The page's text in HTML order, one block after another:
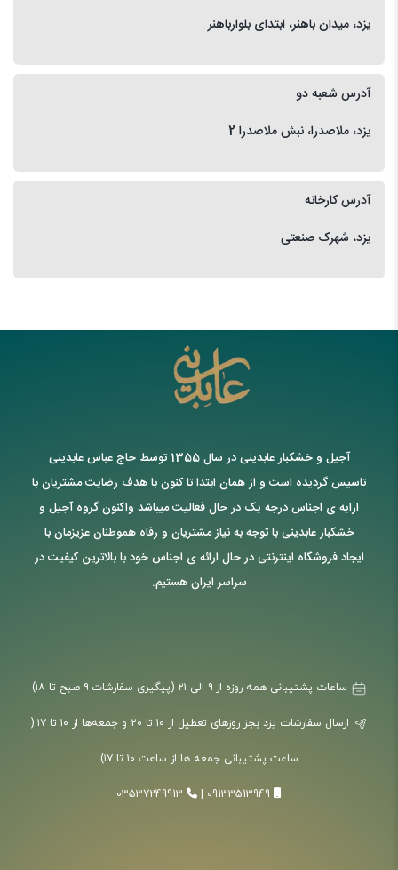
یزد، میدان باهنر، ابتدای بلوارباهنر
آدرس شعبه دو
یزد، ملاصدرا، نبش ملاصدرا 2
آدرس کارخانه
یزد، شهرک صنعتی
آجیل و خشکبار عابدینی در سال 1355 توسط حاج عباس عابدینی
تاسیس گردیده است و از همان ابتدا تا کنون با هدف رضایت مشتریان با
ارایه ی اجناس درجه یک در حال فعالیت میباشد واکنون گروه آجیل و
خشکبار عابدینی با توجه به نیاز مشتریان و رفاه هموطنان عزیزمان با
ایجاد فروشگاه اینترنتی در حال ارائه ی اجناس خود با بالاترین کیفیت در
سراسر ایران هستیم.
ارسال سفارشات یزد بجز روزهای تعطیل از ۱۰ تا ۲۰ و جمعه‌ها از ۱۰ تا ۱۷ (
ساعت پشتیبانی جمعه ها از ساعت ۱۰ تا ۱۷)
09133513949
03537249913